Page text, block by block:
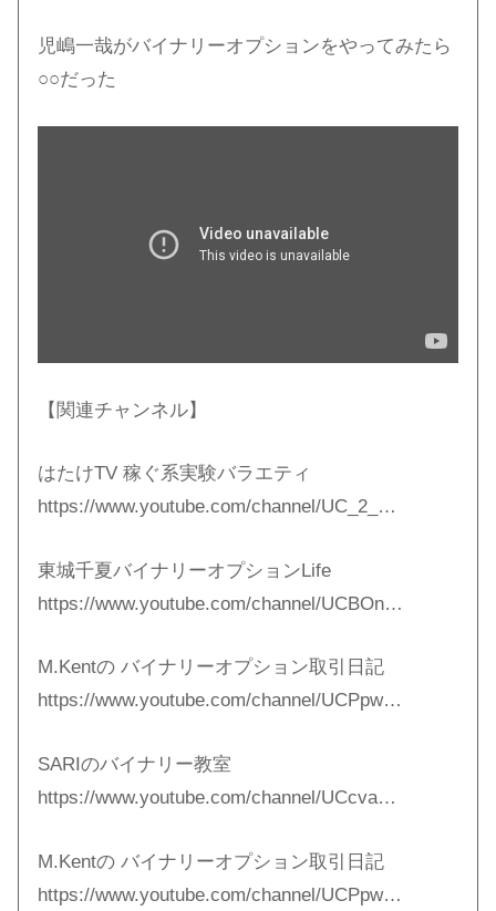
児嶋一哉がバイナリーオプションをやってみたら
○○だった
【関連チャンネル】
はたけTV 稼ぐ系実験バラエティ
https://www.youtube.com/channel/UC_2_…
東城千夏バイナリーオプションLife
https://www.youtube.com/channel/UCBOn…
M.Kentの バイナリーオプション取引日記
https://www.youtube.com/channel/UCPpw…
SARIのバイナリー教室
https://www.youtube.com/channel/UCcva…
M.Kentの バイナリーオプション取引日記
https://www.youtube.com/channel/UCPpw…